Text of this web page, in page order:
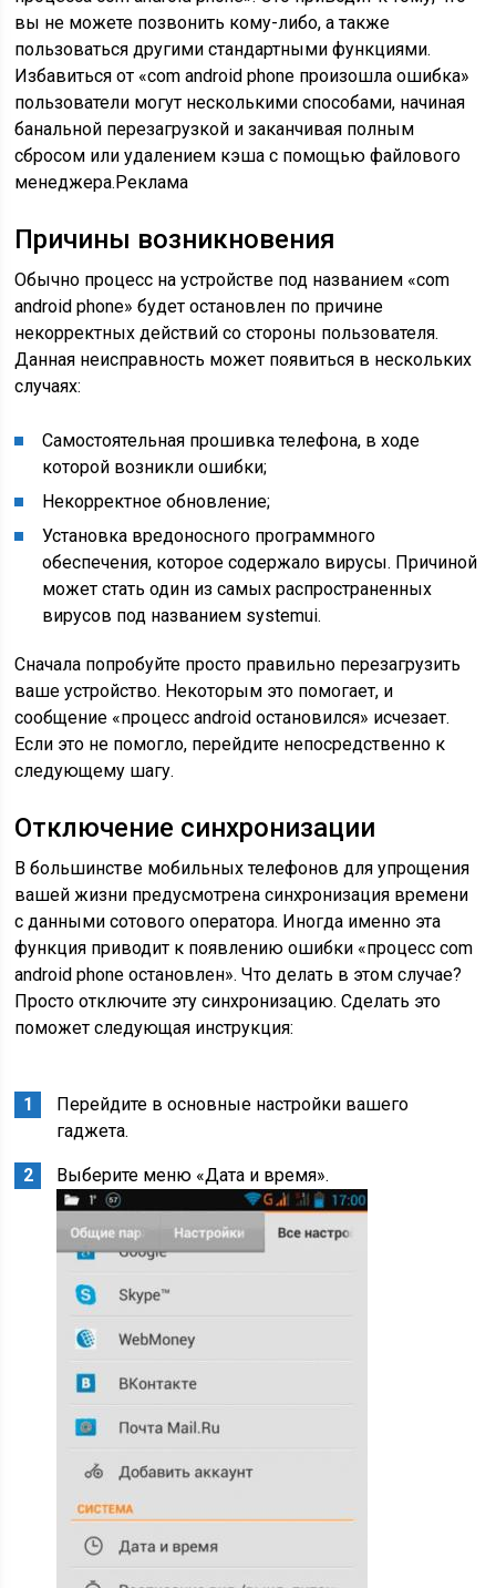
вы не можете позвонить кому-либо, а также
пользоваться другими стандартными функциями.
Избавиться от «com android phone произошла ошибка»
пользователи могут несколькими способами, начиная
банальной перезагрузкой и заканчивая полным
сбросом или удалением кэша с помощью файлового
менеджера.Реклама
Причины возникновения
Обычно процесс на устройстве под названием «com
android phone» будет остановлен по причине
некорректных действий со стороны пользователя.
Данная неисправность может появиться в нескольких
случаях:
Самостоятельная прошивка телефона, в ходе
которой возникли ошибки;
Некорректное обновление;
Установка вредоносного программного
обеспечения, которое содержало вирусы. Причиной
может стать один из самых распространенных
вирусов под названием systemui.
Сначала попробуйте просто правильно перезагрузить
ваше устройство. Некоторым это помогает, и
сообщение «процесс android остановился» исчезает.
Если это не помогло, перейдите непосредственно к
следующему шагу.
Отключение синхронизации
В большинстве мобильных телефонов для упрощения
вашей жизни предусмотрена синхронизация времени
с данными сотового оператора. Иногда именно эта
функция приводит к появлению ошибки «процесс com
android phone остановлен». Что делать в этом случае?
Просто отключите эту синхронизацию. Сделать это
поможет следующая инструкция:
Перейдите в основные настройки вашего
гаджета.
Выберите меню «Дата и время».